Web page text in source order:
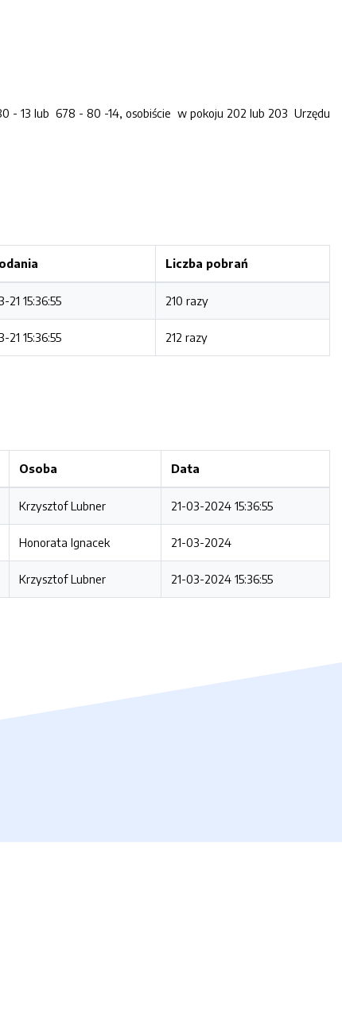
lub 678 - 80 -14, osobiście w pokoju 202 lub 203 Urzędu
Liczba pobrań
21 15:36:55 210 razy
21 15:36:55 212 razy
Osoba Data
Krzysztof Lubner 21-03-2024 15:36:55
Honorata Ignacek 21-03-2024
Krzysztof Lubner 21-03-2024 15:36:55